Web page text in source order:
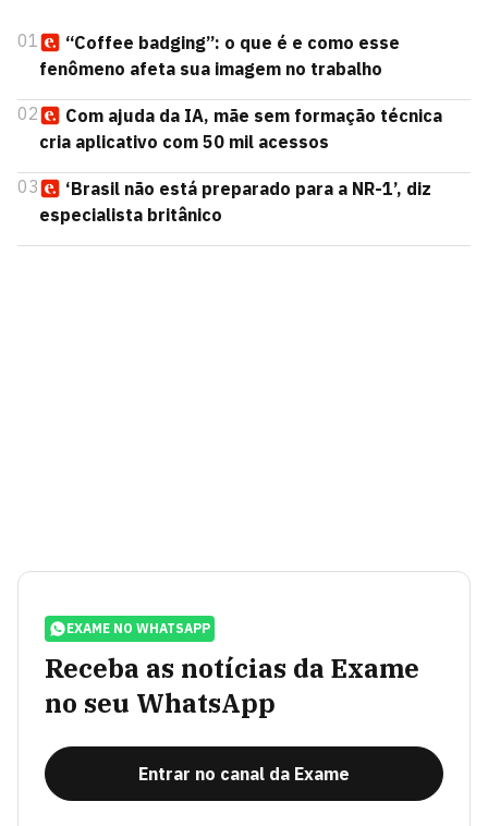
01
“Coffee badging”: o que é e como esse
fenômeno afeta sua imagem no trabalho
02
Com ajuda da IA, mãe sem formação técnica
cria aplicativo com 50 mil acessos
03
‘Brasil não está preparado para a NR-1’, diz
especialista britânico
EXAME NO WHATSAPP
Receba as notícias da Exame
no seu WhatsApp
Entrar no canal da Exame